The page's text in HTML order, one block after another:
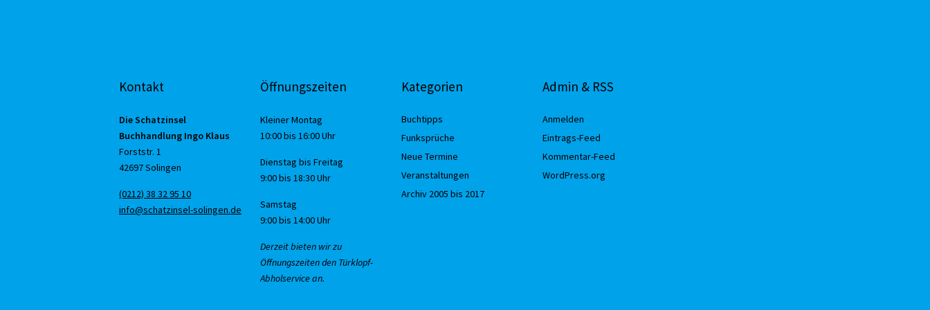
Kontakt
Die Schatzinsel
Buchhandlung Ingo Klaus
Forststr. 1
42697 Solingen
(0212) 38 32 95 10
info@schatzinsel-solingen.de
Öffnungszeiten
Kleiner Montag
10:00 bis 16:00 Uhr
Dienstag bis Freitag
9:00 bis 18:30 Uhr
Samstag
9:00 bis 14:00 Uhr
Derzeit bieten wir zu
Öffnungszeiten den Türklopf-
Abholservice an.
Kategorien
Buchtipps
Funksprüche
Neue Termine
Veranstaltungen
Archiv 2005 bis 2017
Admin & RSS
Anmelden
Eintrags-Feed
Kommentar-Feed
WordPress.org